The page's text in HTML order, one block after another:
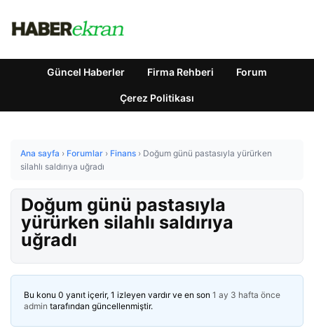
Güncel Haberler Firma Rehberi Forum
Çerez Politikası
Ana sayfa › Forumlar › Finans › Doğum günü pastasıyla yürürken
silahlı saldırıya uğradı
Doğum günü pastasıyla
yürürken silahlı saldırıya
uğradı
Bu konu 0 yanıt içerir, 1 izleyen vardır ve en son 1 ay 3 hafta önce
admin tarafından güncellenmiştir.